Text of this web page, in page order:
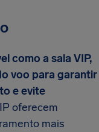
como a sala VIP,
voo para garantir
e evite
oferecem
mais